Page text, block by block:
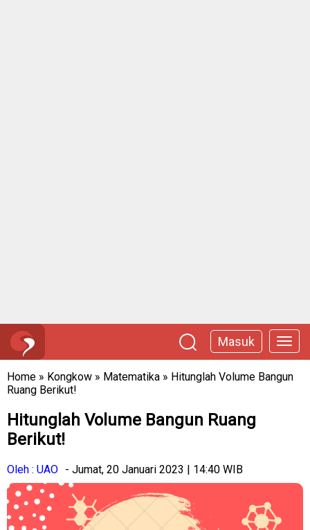
Masuk
Home » Kongkow » Matematika » Hitunglah Volume Bangun
Ruang Berikut!
Hitunglah Volume Bangun Ruang
Berikut!
Oleh : UAO - Jumat, 20 Januari 2023 | 14:40 WIB